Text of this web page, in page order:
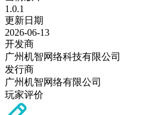
1.0.1
更新日期
2026-06-13
开发商
广州机智网络科技有限公司
发行商
广州机智网络有限公司
玩家评价